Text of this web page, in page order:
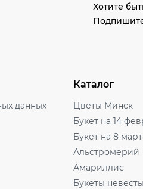
Хотите
данных
Каталог
Цветы Минск
Букет на 14
Букет на 8
Альстромерий
Амариллис
Букеты невесты